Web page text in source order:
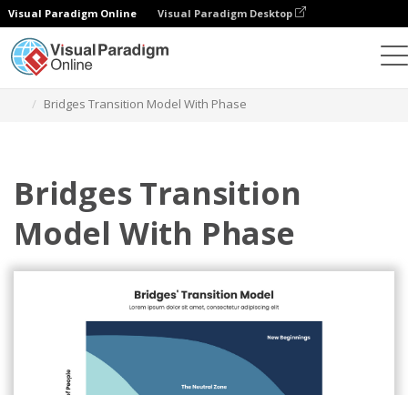
Visual Paradigm Online Visual Paradigm Desktop
Bridges Transition Model With Phase
Bridges Transition
Model With Phase